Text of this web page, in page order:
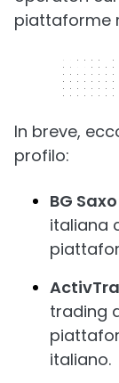
piattaforme
320 x
In breve,
profilo:
BG Saxo
italiana
trading
italiano.